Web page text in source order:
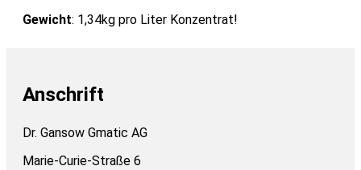
Gewicht: 1,34kg pro Liter Konzentrat!
Anschrift
Dr. Gansow Gmatic AG
Marie-Curie-Straße 6